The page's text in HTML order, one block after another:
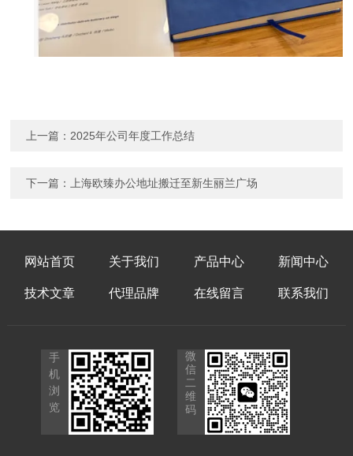
上一篇：2025年公司年度工作总结
下一篇：上海欧臻办公地址搬迁至新生丽兰广场
网站首页 关于我们 产品中心 新闻中心
技术文章 代理品牌 在线留言 联系我们
手
机
浏
览
微
信
二
维
码